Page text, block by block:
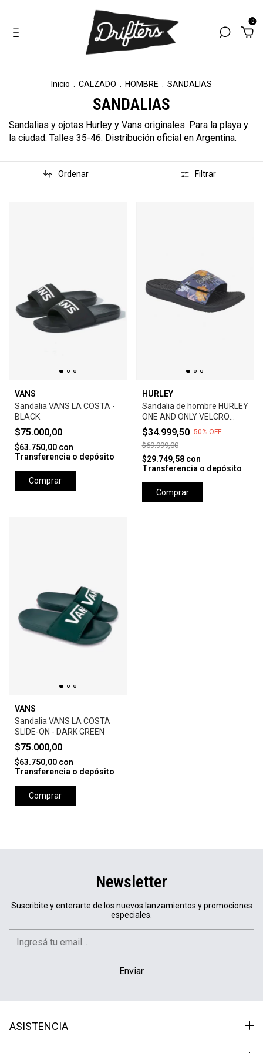
0
Inicio CALZADO HOMBRE SANDALIAS
SANDALIAS
Sandalias y ojotas Hurley y Vans originales. Para la playa y
la ciudad. Talles 35-46. Distribución oficial en Argentina.
Ordenar Filtrar
VANS
Sandalia VANS LA COSTA -
BLACK
$75.000,00
$63.750,00 con
Transferencia o depósito
Comprar
HURLEY
Sandalia de hombre HURLEY
ONE AND ONLY VELCRO
SLIDE 43
$34.999,50 -50% OFF
$69.999,00
$29.749,58 con
Transferencia o depósito
Comprar
VANS
Sandalia VANS LA COSTA
SLIDE-ON - DARK GREEN
$75.000,00
$63.750,00 con
Transferencia o depósito
Comprar
Newsletter
Suscribite y enterarte de los nuevos lanzamientos y promociones
especiales.
ASISTENCIA